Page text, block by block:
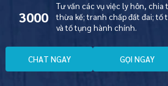
3000
Tư vấn các vụ việc ly hôn, chia
thừa kế; tranh chấp đất đai; tố
và tố tụng hành chính.
CHAT NGAY GỌI NGAY